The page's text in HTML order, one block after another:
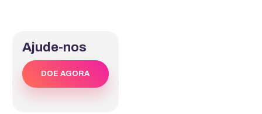
Ajude-nos
DOE AGORA